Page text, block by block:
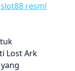
slot88 resmi
Lost Ark